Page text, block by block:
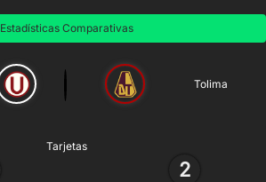
Estadísticas Comparativas
Tolima
Tarjetas
2